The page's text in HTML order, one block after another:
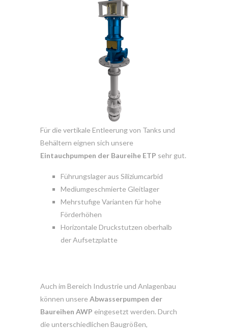
Für die vertikale Entleerung von Tanks und
Behältern eignen sich unsere
Eintauchpumpen der Baureihe ETP sehr gut.
Führungslager aus Siliziumcarbid
Mediumgeschmierte Gleitlager
Mehrstufige Varianten für hohe
Förderhöhen
Horizontale Druckstutzen oberhalb
der Aufsetzplatte
Auch im Bereich Industrie und Anlagenbau
können unsere Abwasserpumpen der
Baureihen AWP eingesetzt werden. Durch
die unterschiedlichen Baugrößen,